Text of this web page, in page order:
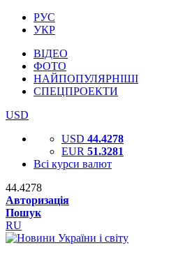
РУС
УКР
ВІДЕО
ФОТО
НАЙПОПУЛЯРНІШІ
СПЕЦПРОЕКТИ
USD
USD 44.4278
EUR 51.3281
Всі курси валют
44.4278
Авторизація
Пошук
RU